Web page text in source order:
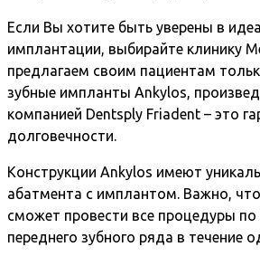
Если Вы хотите быть уверены в
имплантации, выбирайте клинику
предлагаем своим пациентам
зубные импланты Ankylos,
компанией Dentsply Friadent – это
долговечности.
Конструкции Ankylos имеют
абатмента с имплантом. Важно,
сможет провести все процедуры
переднего зубного ряда в течение